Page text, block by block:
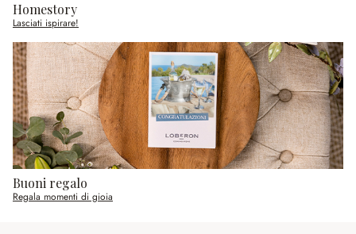
Homestory
Lasciati ispirare!
Buoni regalo
Regala momenti di gioia